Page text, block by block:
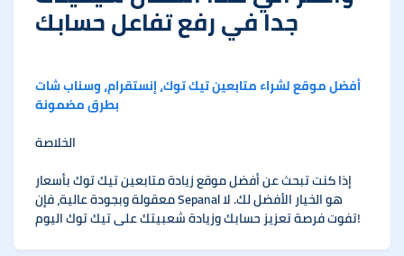
جدا في رفع تفاعل حسابك
أفضل موقع لشراء متابعين تيك توك، إنستقرام، وسناب شات
بطرق مضمونة
الخلاصة
إذا كنت تبحث عن أفضل موقع زيادة متابعين تيك توك بأسعار
معقولة وبجودة عالية، فإن Sepanal هو الخيار الأفضل لك. لا
تفوت فرصة تعزيز حسابك وزيادة شعبيتك على تيك توك اليوم!